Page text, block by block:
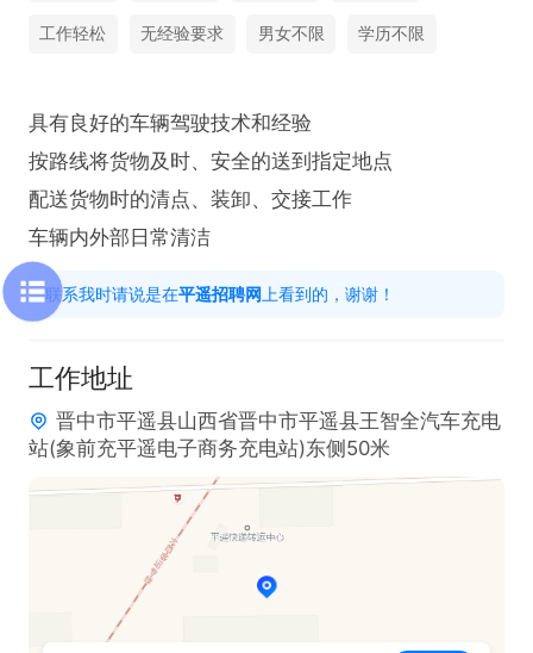
工作轻松 无经验要求 男女不限 学历不限
具有良好的车辆驾驶技术和经验
按路线将货物及时、安全的送到指定地点
配送货物时的清点、装卸、交接工作
车辆内外部日常清洁
联系我时请说是在平遥招聘网 上看到的，谢谢！
工作地址
晋中市平遥县山西省晋中市平遥县王智全汽车充电
站(象前充平遥电子商务充电站)东侧50米